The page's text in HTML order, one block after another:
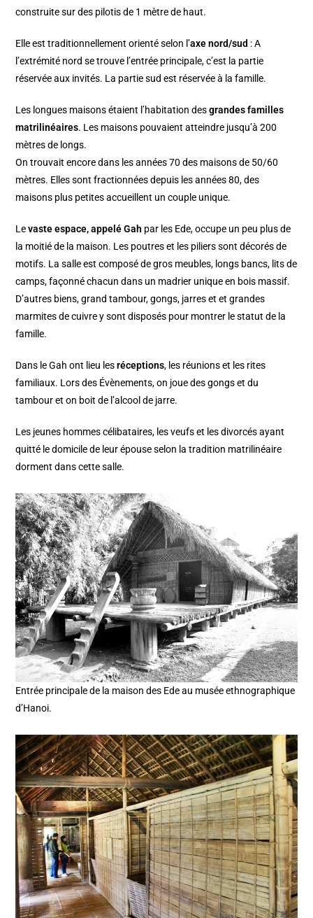
construite sur des pilotis de 1 mètre de haut.
Elle est traditionnellement orienté selon l’axe nord/sud : A
l’extrémité nord se trouve l’entrée principale, c’est la partie
réservée aux invités. La partie sud est réservée à la famille.
Les longues maisons étaient l’habitation desgrandes familles
matrilinéaires. Les maisons pouvaient atteindre jusqu’à 200
mètres de longs.
On trouvait encore dans les années 70 des maisons de 50/60
mètres. Elles sont fractionnées depuis les années 80, des
maisons plus petites accueillent un couple unique.
Levaste espace, appelé Gah par les Ede, occupe un peu plus de
la moitié de la maison. Les poutres et les piliers sont décorés de
motifs. La salle est composé de gros meubles, longs bancs, lits de
camps, façonné chacun dans un madrier unique en bois massif.
D’autres biens, grand tambour, gongs, jarres et et grandes
marmites de cuivre y sont disposés pour montrer le statut de la
famille.
Dans le Gah ont lieu lesréceptions, les réunions et les rites
familiaux. Lors des Évènements, on joue des gongs et du
tambour et on boit de l’alcool de jarre.
Les jeunes hommes célibataires, les veufs et les divorcés ayant
quitté le domicile de leur épouse selon la tradition matrilinéaire
dorment dans cette salle.
Entrée principale de la maison des Ede au musée ethnographique
d’Hanoi.